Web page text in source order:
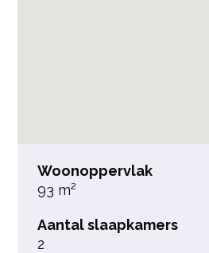
Woonoppervlak
93 m²
Aantal slaapkamers
2